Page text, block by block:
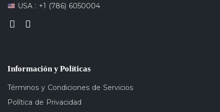
USA : +1 (786) 6050004
Información y Políticas
Términos y Condiciones de Servicios
Política de Privacidad